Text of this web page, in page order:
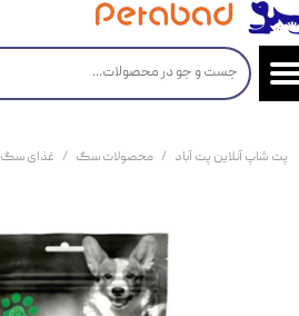
پت شاپ آنلاین پت آباد محصولات سگ غذای سگ